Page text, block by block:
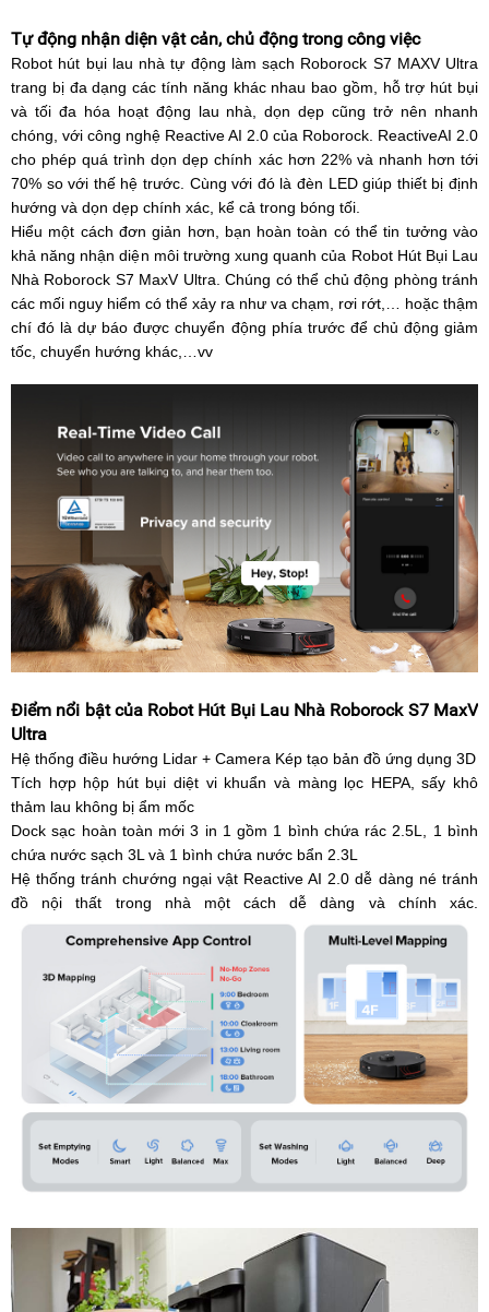
Tự động nhận diện vật cản, chủ động trong công việc
Robot hút bụi lau nhà tự động làm sạch Roborock S7 MAXV Ultra
trang bị đa dạng các tính năng khác nhau bao gồm, hỗ trợ hút bụi
và tối đa hóa hoạt động lau nhà, dọn dẹp cũng trở nên nhanh
chóng, với công nghệ Reactive AI 2.0 của Roborock. ReactiveAI 2.0
cho phép quá trình dọn dẹp chính xác hơn 22% và nhanh hơn tới
70% so với thế hệ trước. Cùng với đó là đèn LED giúp thiết bị định
hướng và dọn dẹp chính xác, kể cả trong bóng tối.
Hiểu một cách đơn giản hơn, bạn hoàn toàn có thể tin tưởng vào
khả năng nhận diện môi trường xung quanh của Robot Hút Bụi Lau
Nhà Roborock S7 MaxV Ultra. Chúng có thể chủ động phòng tránh
các mối nguy hiểm có thể xảy ra như va chạm, rơi rớt,… hoặc thậm
chí đó là dự báo được chuyển động phía trước để chủ động giảm
tốc, chuyển hướng khác,…vv
Điểm nổi bật của Robot Hút Bụi Lau Nhà Roborock S7 MaxV
Ultra
Hệ thống điều hướng Lidar + Camera Kép tạo bản đồ ứng dụng 3D
Tích hợp hộp hút bụi diệt vi khuẩn và màng lọc HEPA, sấy khô
thảm lau không bị ẩm mốc
Dock sạc hoàn toàn mới 3 in 1 gồm 1 bình chứa rác 2.5L, 1 bình
chứa nước sạch 3L và 1 bình chứa nước bẩn 2.3L
Hệ thống tránh chướng ngại vật Reactive AI 2.0 dễ dàng né tránh
đồ nội thất trong nhà một cách dễ dàng và chính xác.